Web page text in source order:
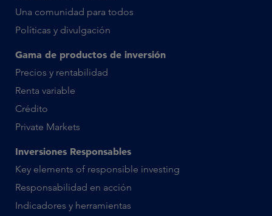
Una comunidad para todos
Políticas y divulgación
Gama de productos de inversión
Precios y rentabilidad
Renta variable
Crédito
Private Markets
Inversiones Responsables
Key elements of responsible investing
Responsabilidad en acción
Indicadores y herramientas